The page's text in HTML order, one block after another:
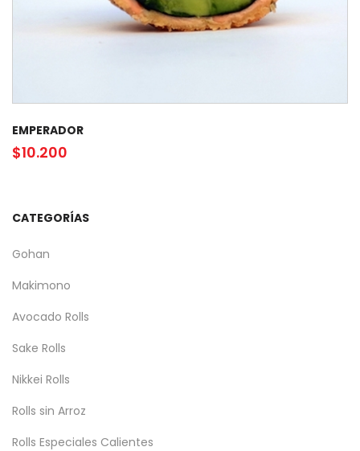
EMPERADOR
$10.200
CATEGORÍAS
Gohan
Makimono
Avocado Rolls
Sake Rolls
Nikkei Rolls
Rolls sin Arroz
Rolls Especiales Calientes